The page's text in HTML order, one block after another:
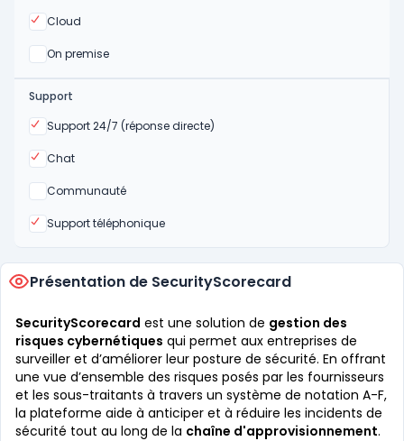
Cloud
Oui
On premise
Oui
Support
Support 24/7 (réponse directe)
Oui
Chat
Oui
Communauté
Non
Support téléphonique
Oui
Présentation de SecurityScorecard
SecurityScorecard est une solution de gestion des
risques cybernétiques qui permet aux entreprises de
surveiller et d’améliorer leur posture de sécurité. En offrant
une vue d’ensemble des risques posés par les fournisseurs
et les sous-traitants à travers un système de notation A-F,
la plateforme aide à anticiper et à réduire les incidents de
sécurité tout au long de la chaîne d'approvisionnement.